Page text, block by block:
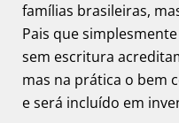
famílias brasileiras,
Pais que
sem escritura
mas na prática o bem
e será incluído em